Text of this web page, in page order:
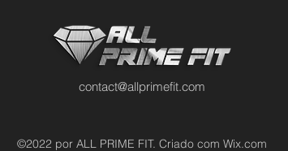
contact@allprimefit.com
©2022 por ALL PRIME FIT. Criado com Wix.com